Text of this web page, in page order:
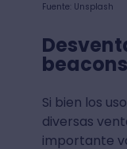
Fuente: Unsplash
beacons
Si bien los
diversas
importante